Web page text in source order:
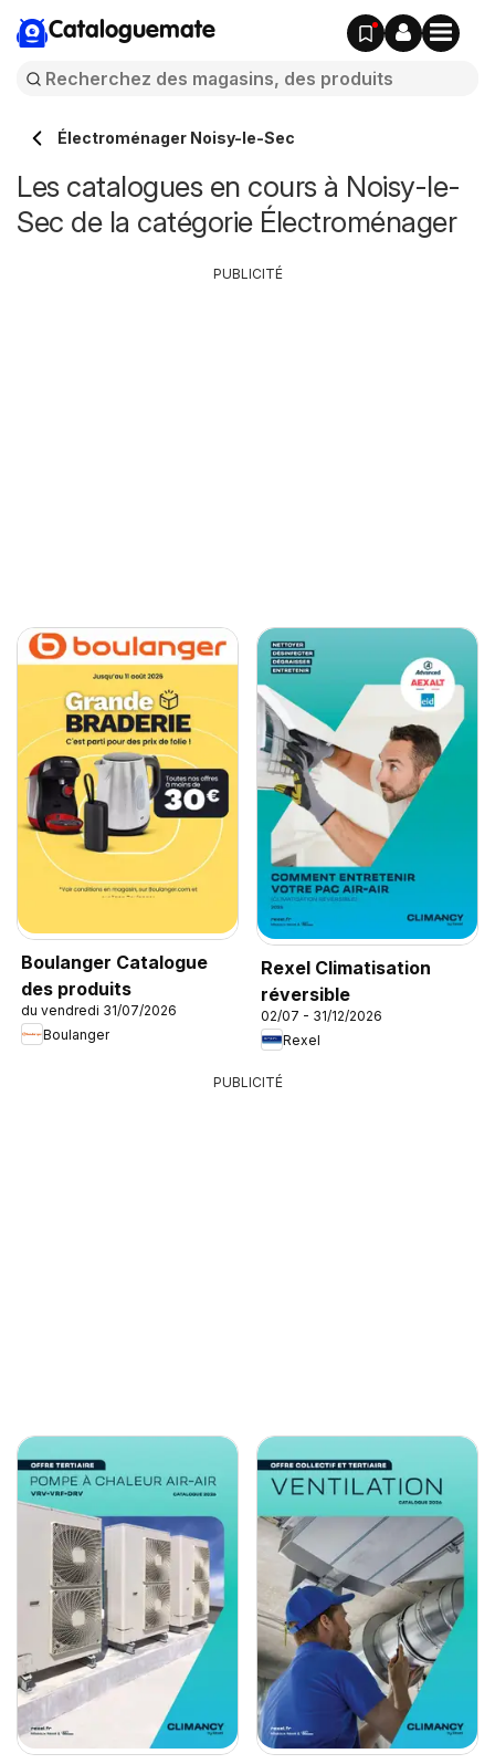
Cataloguemate
Électroménager Noisy-le-Sec
Les catalogues en cours à Noisy-le-
Sec de la catégorie Électroménager
Boulanger Catalogue
des produits
du vendredi 31/07/2026
Boulanger
Rexel Climatisation
réversible
02/07 - 31/12/2026
Rexel
PUBLICITÉ
PUBLICITÉ